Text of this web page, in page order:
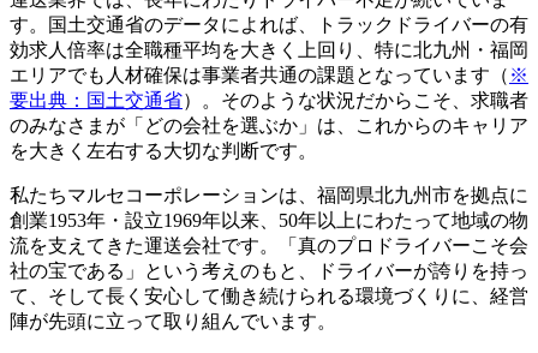
す。国土交通省のデータによれば、トラックドライバーの有
効求人倍率は全職種平均を大きく上回り、特に北九州・福岡
エリアでも人材確保は事業者共通の課題となっています（ ※
要出典：国土交通省）。そのような状況だからこそ、求職者
のみなさまが「どの会社を選ぶか」は、これからのキャリア
を大きく左右する大切な判断です。
私たちマルセコーポレーションは、福岡県北九州市を拠点に
創業1953年・設立1969年以来、50年以上にわたって地域の物
流を支えてきた運送会社です。「真のプロドライバーこそ会
社の宝である」という考えのもと、ドライバーが誇りを持っ
て、そして長く安心して働き続けられる環境づくりに、経営
陣が先頭に立って取り組んでいます。